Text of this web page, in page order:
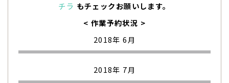
チラ もチェックお願いします。
< 作業予約状況 >
2018年 6月
2018年 7月